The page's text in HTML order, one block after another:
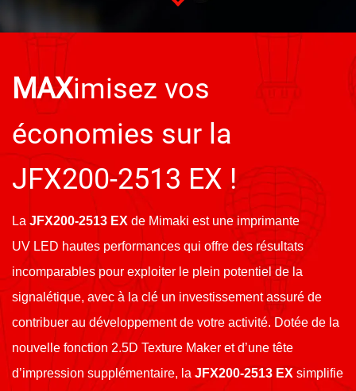
MAXimisez vos
économies sur la
JFX200-2513 EX !
La JFX200-2513 EX de Mimaki est une imprimante
UV LED hautes performances qui offre des résultats
incomparables pour exploiter le plein potentiel de la
signalétique, avec à la clé un investissement assuré de
contribuer au développement de votre activité. Dotée de la
nouvelle fonction 2.5D Texture Maker et d’une tête
d’impression supplémentaire, la JFX200-2513 EX simplifie